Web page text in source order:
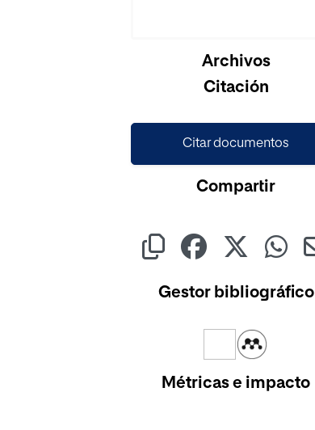
Archivos
Citación
Citar documentos
Compartir
Gestor bibliográfico
Métricas e impacto